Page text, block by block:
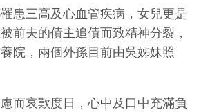
患三高及心血管疾病，女兒更是
前夫的債主追債而致精神分裂，
院，兩個外孫目前由吳姊妹照
而哀歎度日，心中及口中充滿負